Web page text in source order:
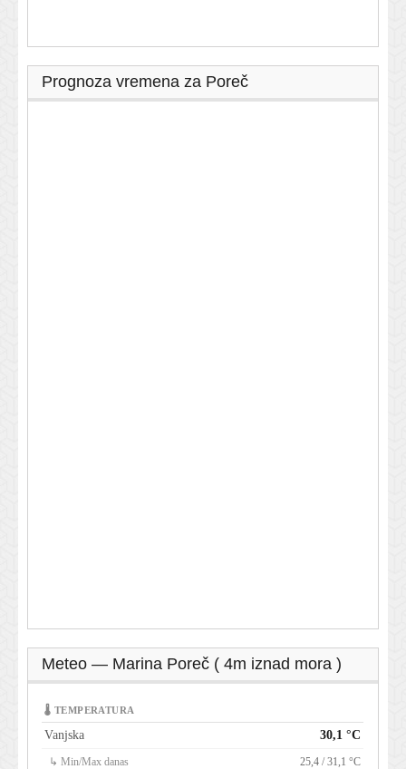
Prognoza vremena za Poreč
Meteo — Marina Poreč ( 4m iznad mora )
🌡 TEMPERATURA
Vanjska 30,1 °C
↳ Min/Max danas 25,4 / 31,1 °C